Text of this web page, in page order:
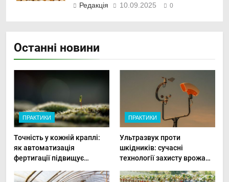
Редакція 10.09.2025 0
Останні новини
ПРАКТИКИ
Точність у кожній краплі:
як автоматизація
фертигації підвищує
ПРАКТИКИ
Ультразвук проти
шкідників: сучасні
технології захисту врожаю